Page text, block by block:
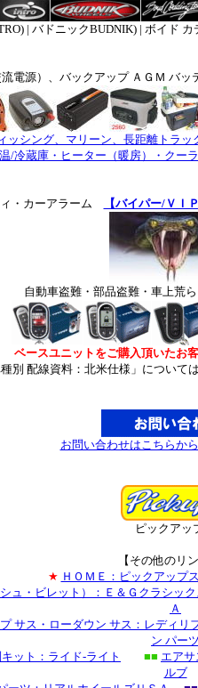
| バドニックBUDNIK) | ボイド
電源）、バックアップ ＡＧＭ バ
ッシング、マリーン、長距離トラ
/冷蔵庫・ヒーター（暖房）・クー
・カーアラーム 【バイパー/ＶＩ
自動車盗難・部品盗難・車上荒
ベースユニットをご購入頂いたお
種別 配線資料：北米仕様」について
お問い合わせはこちらか
ピックアッ
【その他のリ
★ ＨＯＭＥ：ピックアップ
ュ・ビレット）：Ｅ＆Ｇクラシック
Ａ
サス・ローダウン サス：レディリ
ン パーツ
ット：ライド-ライト ■■ エア
ルブ